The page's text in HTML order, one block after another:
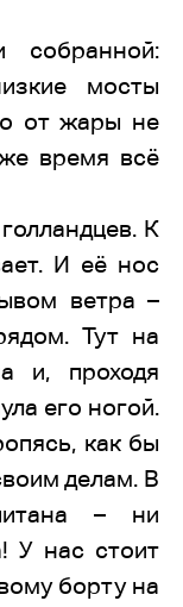
собранной:
мосты
от жары не
время всё
К
И её нос
ветра –
Тут на
и, проходя
его ногой.
как бы
делам. В
– ни
У нас стоит
борту на